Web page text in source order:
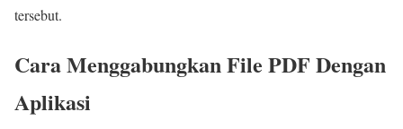
tersebut.
Cara Menggabungkan File PDF Dengan
Aplikasi